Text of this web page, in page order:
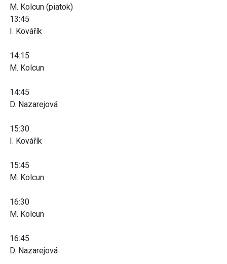
M. Kolcun (piatok)
13:45
I. Kovářík
14:15
M. Kolcun
14:45
D. Nazarejová
15:30
I. Kovářík
15:45
M. Kolcun
16:30
M. Kolcun
16:45
D. Nazarejová